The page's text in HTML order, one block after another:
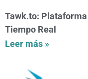
Tawk.to:
Tiempo Real
Leer más »